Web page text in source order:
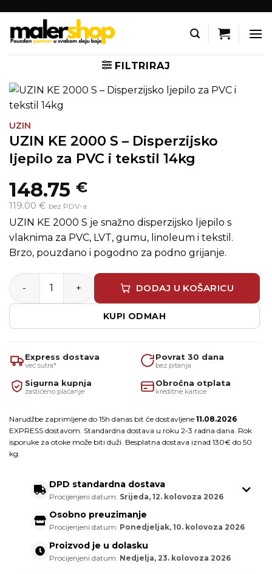
content
FILTRIRAJ
UZIN
UZIN KE 2000 S – Disperzijsko
ljepilo za PVC i tekstil 14kg
148.75 €
119.00 € bez PDV-a
UZIN KE 2000 S je snažno disperzijsko ljepilo s
vlaknima za PVC, LVT, gumu, linoleum i tekstil.
Brzo, pouzdano i pogodno za podno grijanje.
UZIN KE 2000 S – Disperzijsko ljepilo za PVC i tekstil
DODAJ U KOŠARICU
KUPI ODMAH
Express dostava
već sutra*
Povrat 30 dana
bez pitanja
Sigurna kupnja
zaštićeno plaćanje
Obročna otplata
kreditne kartice
Narudžbe zaprimljene do 15h danas bit će dostavljene 11.08.2026
EXPRESS dostavom. Standardna dostava u roku 2-3 radna dana. Rok
isporuke za otoke može biti duži. Besplatna dostava iznad 130€ do 50
kg.
DPD standardna dostava
Procijenjeni datum: Srijeda, 12. kolovoza 2026
Osobno preuzimanje
Procijenjeni datum: Ponedjeljak, 10. kolovoza 2026
Proizvod je u dolasku
Procijenjeni datum: Nedjelja, 23. kolovoza 2026